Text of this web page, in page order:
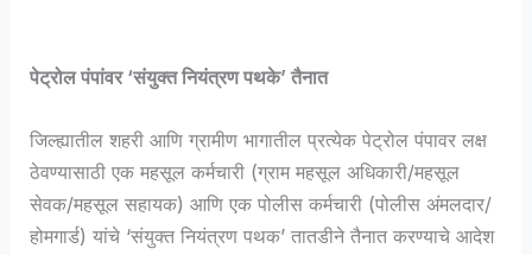
पेट्रोल पंपांवर ‘संयुक्त नियंत्रण पथके’ तैनात
​जिल्ह्यातील शहरी आणि ग्रामीण भागातील प्रत्येक पेट्रोल पंपावर लक्ष
ठेवण्यासाठी एक महसूल कर्मचारी (ग्राम महसूल अधिकारी/महसूल
सेवक/महसूल सहायक) आणि एक पोलीस कर्मचारी (पोलीस अंमलदार/
होमगार्ड) यांचे ‘संयुक्त नियंत्रण पथक’ तातडीने तैनात करण्याचे आदेश